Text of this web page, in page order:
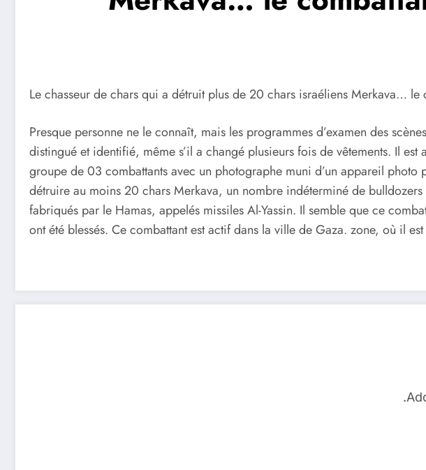
Le chasseur de chars qui a détruit plus de 20 chars israéliens Merkava…
Presque personne ne le connaît, mais les programmes d’examen des
distingué et identifié, même s’il a changé plusieurs fois de vêtements. Il
groupe de 03 combattants avec un photographe muni d’un appareil photo
détruire au moins 20 chars Merkava, un nombre indéterminé de
fabriqués par le Hamas, appelés missiles Al-Yassin. Il semble que ce
ont été blessés. Ce combattant est actif dans la ville de Gaza. zone, où il